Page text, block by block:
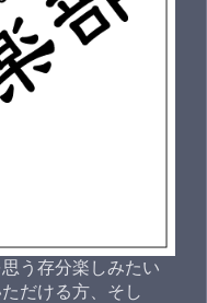
う存分楽しみたい
だける方、そし